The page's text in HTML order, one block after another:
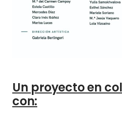
Un proyecto en
con: